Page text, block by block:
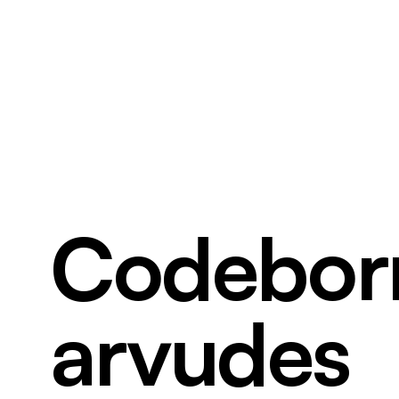
arvudes